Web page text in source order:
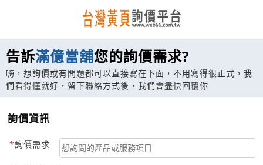
告訴滿億當舖您的詢價需求?
嗨，想詢價或有問題都可以直接寫在下面，不用寫得很正式，我
們看得懂就好，留下聯絡方式後，我們會盡快回覆你
詢價資訊
詢價需求